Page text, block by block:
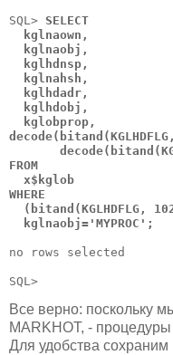
SQL> SELECT
  kglnaown,
  kglnaobj,
  kglhdnsp,
  kglnahsh,
  kglhdadr,
  kglhdobj,
  kglobprop,
FROM
  x$kglob
WHERE
(bitand(KGLHDFLG,
  kglnaobj='MYPROC';
no rows selected
Все верно: поскольку
MARKHOT, - процедуры
Для удобства